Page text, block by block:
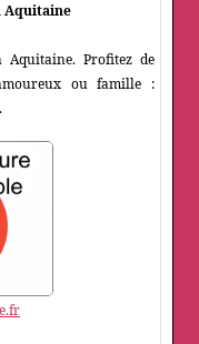
Aquitaine
Aquitaine. Profitez de
ou famille :